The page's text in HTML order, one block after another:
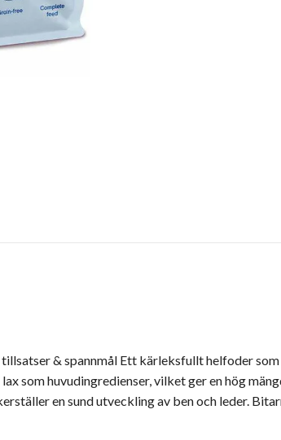
& spannmål Ett kärleksfullt helfoder som
som huvudingredienser, vilket ger en hög
en sund utveckling av ben och leder.